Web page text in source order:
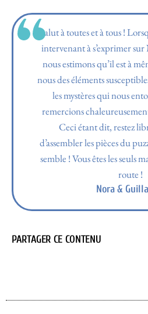
Salut à toutes et à tous !
intervenant à s’exprimer sur
nous estimons qu’il est à
nous des éléments
les mystères qui nous
remercions
Ceci étant dit, restez
d’assembler les pièces du
semble ! Vous êtes les seuls
route !
Nora &
PARTAGER CE CONTENU